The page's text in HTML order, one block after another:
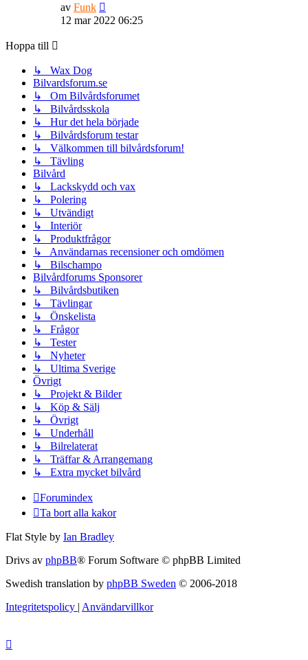
av Funk
till
12 mar 2022 06:25
Hoppa till
↳ Wax Dog
Bilvardsforum.se
↳ Om Bilvårdsforumet
↳ Bilvårdsskola
↳ Hur det hela började
↳ Bilvårdsforum testar
↳ Välkommen till bilvårdsforum!
↳ Tävling
Bilvård
↳ Lackskydd och vax
↳ Polering
↳ Utvändigt
↳ Interiör
↳ Produktfrågor
↳ Användarnas recensioner och omdömen
↳ Bilschampo
Bilvårdforums Sponsorer
↳ Bilvårdsbutiken
↳ Tävlingar
↳ Önskelista
↳ Frågor
↳ Tester
↳ Nyheter
↳ Ultima Sverige
Övrigt
↳ Projekt & Bilder
↳ Köp & Sälj
↳ Övrigt
↳ Underhåll
↳ Bilrelaterat
↳ Träffar & Arrangemang
↳ Extra mycket bilvård
Forumindex
Ta bort alla kakor
Flat Style by Ian Bradley
Drivs av phpBB® Forum Software © phpBB Limited
Swedish translation by phpBB Sweden © 2006-2018
Integritetspolicy | Användarvillkor